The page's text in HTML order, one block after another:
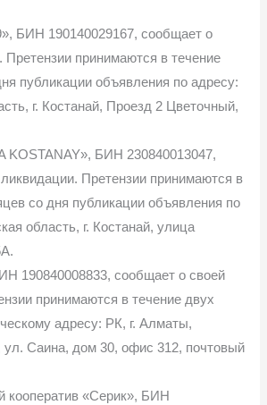
БИН 190140029167, сообщает о
Претензии принимаются в течение
публикации объявления по адресу:
г. Костанай, Проезд 2 Цветочный,
KOSTANAY», БИН 230840013047,
Претензии принимаются в
со дня публикации объявления по
область, г. Костанай, улица
190840008833, сообщает о своей
принимаются в течение двуx
адресу: РК, г. Алматы,
ул. Саина, дом 30, офис 312, почтовый
кооператив «Серик», БИН